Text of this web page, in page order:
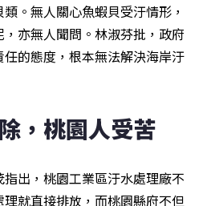
。無人關心魚蝦貝受汙情形，
亦無人聞問。林淑芬批，政府
的態度，根本無法解決海岸汙
，桃園人受苦
出，桃園工業區汙水處理廠不
就直接排放，而桃園縣府不但